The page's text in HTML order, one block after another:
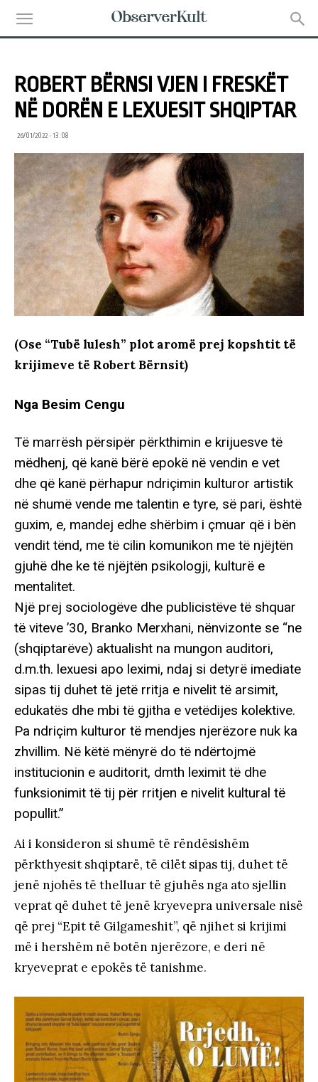
ROBERT BËRNSI VJEN I FRESKËT
NË DORËN E LEXUESIT SHQIPTAR
26/01/2022 • 13:08
(Ose “Tubë lulesh” plot aromë prej kopshtit të
krijimeve të Robert Bërnsit)
Nga Besim Cengu
Të marrësh përsipër përkthimin e krijuesve të
mëdhenj, që kanë bërë epokë në vendin e vet
dhe që kanë përhapur ndriçimin kulturor artistik
në shumë vende me talentin e tyre, së pari, është
guxim, e, mandej edhe shërbim i çmuar që i bën
vendit tënd, me të cilin komunikon me të njëjtën
gjuhë dhe ke të njëjtën psikologji, kulturë e
mentalitet.
Një prej sociologëve dhe publicistëve të shquar
të viteve ’30, Branko Merxhani, nënvizonte se “ne
(shqiptarëve) aktualisht na mungon auditori,
d.m.th. lexuesi apo leximi, ndaj si detyrë imediate
sipas tij duhet të jetë rritja e nivelit të arsimit,
edukatës dhe mbi të gjitha e vetëdijes kolektive.
Pa ndriçim kulturor të mendjes njerëzore nuk ka
zhvillim. Në këtë mënyrë do të ndërtojmë
institucionin e auditorit, dmth leximit të dhe
funksionimit të tij për rritjen e nivelit kultural të
popullit.”
Ai i konsideron si shumë të rëndësishëm
përkthyesit shqiptarë, të cilët sipas tij, duhet të
jenë njohës të thelluar të gjuhës nga ato sjellin
veprat që duhet të jenë kryevepra universale nisë
që prej “Epit të Gilgameshit”, që njihet si krijimi
më i hershëm në botën njerëzore, e deri në
kryeveprat e epokës të tanishme.